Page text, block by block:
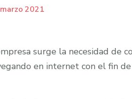
2021
surge la necesidad de
en internet con el fin